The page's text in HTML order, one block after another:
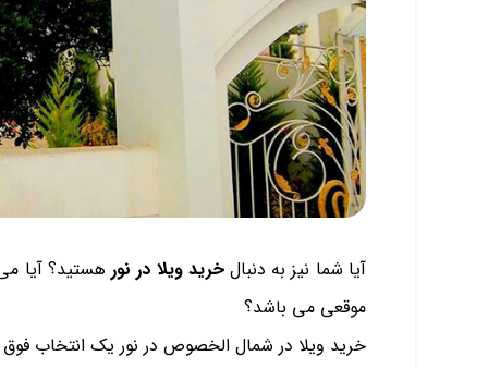
آیا شما نیز به دنبالخرید ویلا در نور هستید؟ آیا
موقعی می باشد؟
خرید ویلا در شمال الخصوص در نور یک انتخاب فوق